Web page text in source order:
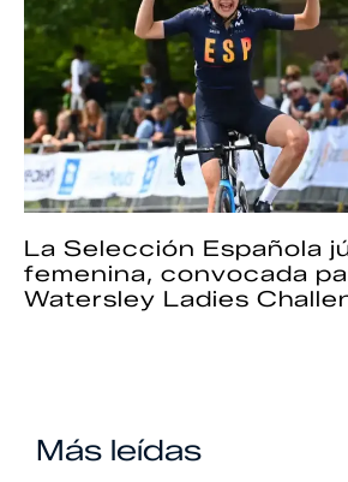
La Selección Española
femenina, convocada
Watersley Ladies
Más leídas